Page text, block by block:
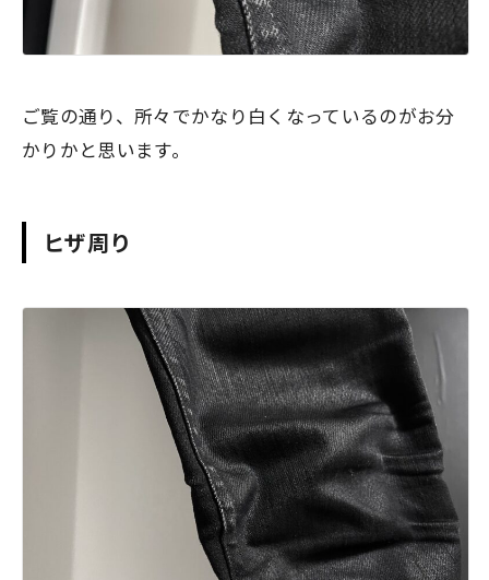
ご覧の通り、所々でかなり白くなっているのがお分
かりかと思います。
ヒザ周り